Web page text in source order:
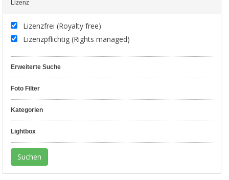
Lizenz
Lizenzfrei (Royalty free)
Lizenzpflichtig (Rights managed)
Erweiterte Suche
Foto Filter
Kategorien
Lightbox